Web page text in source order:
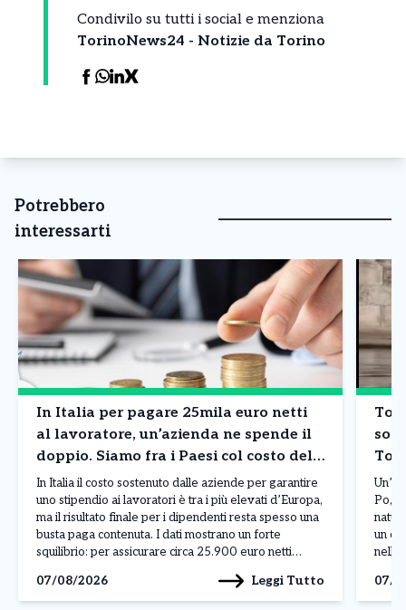
Condivilo su tutti i social e menziona
TorinoNews24 - Notizie da Torino
Potrebbero
interessarti
In Italia per pagare 25mila euro netti
al lavoratore, un’azienda ne spende il
doppio. Siamo fra i Paesi col costo del
lavoro più in alto in Europa. I dati
In Italia il costo sostenuto dalle aziende per garantire
uno stipendio ai lavoratori è tra i più elevati d’Europa,
ma il risultato finale per i dipendenti resta spesso una
busta paga contenuta. I dati mostrano un forte
squilibrio: per assicurare circa 25.900 euro netti
una spesa complessiva vicina […]
07/08/2026 Leggi Tutto
Po,
un
nelle
07/